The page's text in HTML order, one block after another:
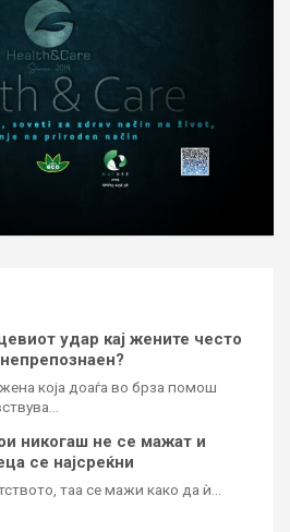
удар кај жените често
која доаѓа во брза помош
никогаш не се мажат и
се најсреќни
таа се мажи како да ѝ…